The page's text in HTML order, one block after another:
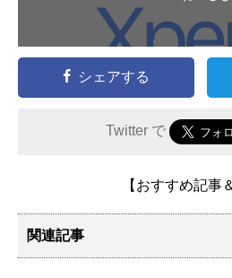
シェアする
Twitter で
【おすすめ記事
関連記事